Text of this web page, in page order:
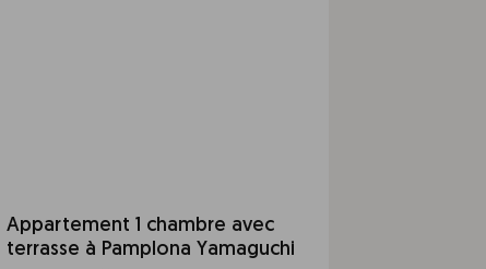
Appartement 1 chambre avec
terrasse à Pamplona Yamaguchi